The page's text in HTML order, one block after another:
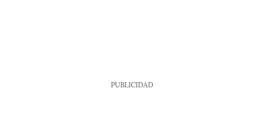
PUBLICIDAD